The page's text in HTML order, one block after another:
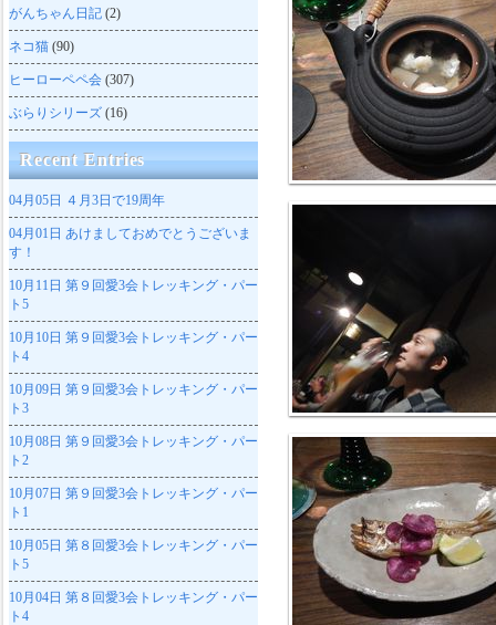
がんちゃん日記 (2)
ネコ猫 (90)
ヒーローペペ会 (307)
ぶらりシリーズ (16)
Recent Entries
04月05日 ４月3日で19周年
04月01日 あけましておめでとうございま
す！
10月11日 第９回愛3会トレッキング・パー
ト5
10月10日 第９回愛3会トレッキング・パー
ト4
10月09日 第９回愛3会トレッキング・パー
ト3
10月08日 第９回愛3会トレッキング・パー
ト2
10月07日 第９回愛3会トレッキング・パー
ト1
10月05日 第８回愛3会トレッキング・パー
ト5
10月04日 第８回愛3会トレッキング・パー
ト4